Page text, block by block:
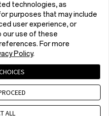
Magyarország (English)
Terms of Sale
Cookies
technologies, as
purposes that may include
user experience, or
our use of these
For more
Policy.
ALL